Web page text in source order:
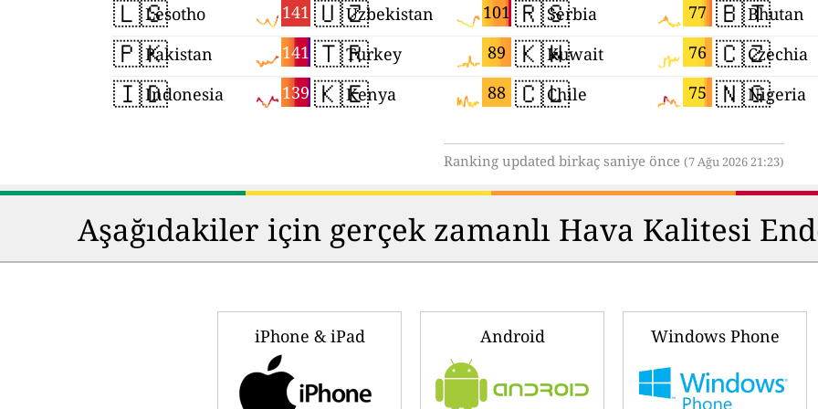
🇱🇸 141
Lesotho
🇵🇰 141
Pakistan
🇮🇩 139
Indonesia
🇺🇿 101
Uzbekistan
🇹🇷 89
Turkey
🇰🇪 88
Kenya
🇷🇸 77
Serbia
🇰🇼 76
Kuwait
🇨🇱 75
Chile
🇧🇹Bhutan
🇨🇿Czechia
🇳🇬Nigeria
Ranking updated birkaç saniye önce (7 Ağu 2026 21:23)
Aşağıdakiler için gerçek zamanlı Hava Kalitesi
iPhone & iPad Android Windows Phone